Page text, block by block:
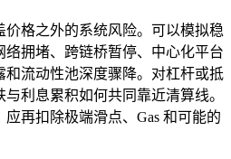
格之外的系统风险。可以模拟稳
拥堵、跨链桥暂停、中心化平台
和流动性池深度骤降。对杠杆或抵
利息累积如何共同靠近清算线。
再扣除极端滑点、Gas 和可能的